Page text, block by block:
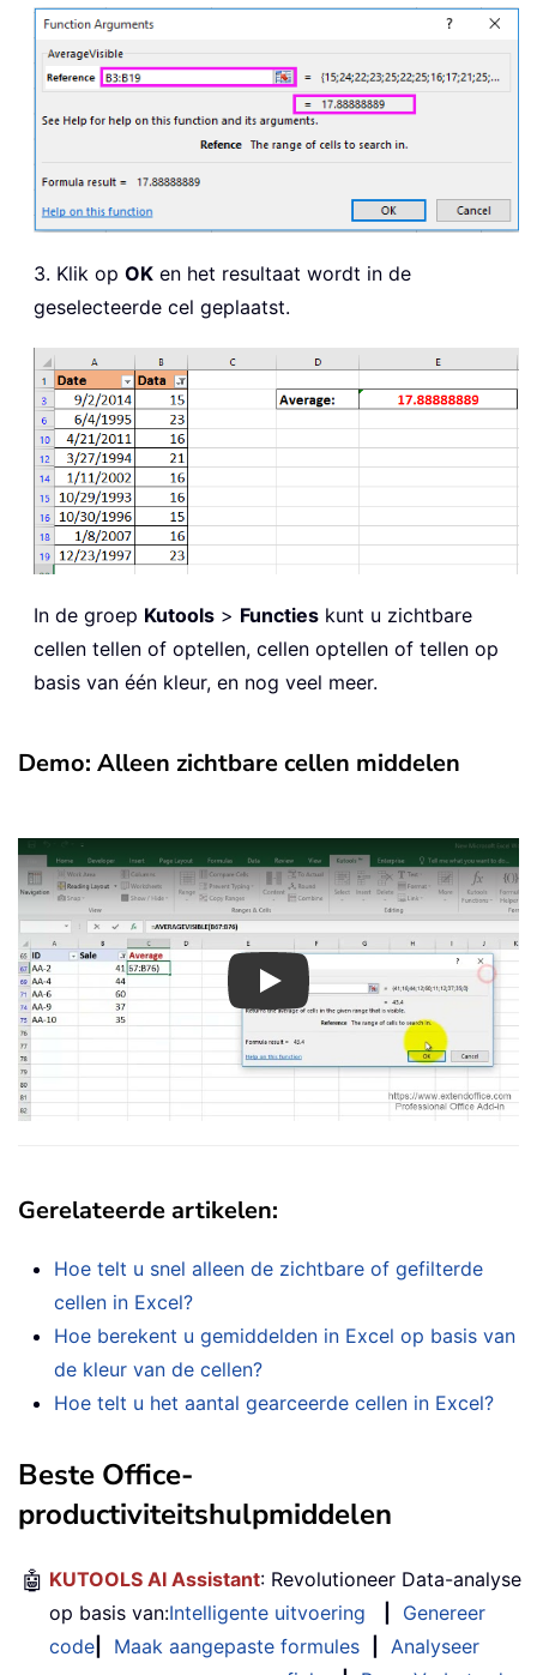
3. Klik op OK en het resultaat wordt in de
geselecteerde cel geplaatst.
In de groep Kutools > Functies kunt u zichtbare
cellen tellen of optellen, cellen optellen of tellen op
basis van één kleur, en nog veel meer.
Demo: Alleen zichtbare cellen middelen
Play
Gerelateerde artikelen:
Hoe telt u snel alleen de zichtbare of gefilterde
cellen in Excel?
Hoe berekent u gemiddelden in Excel op basis van
de kleur van de cellen?
Hoe telt u het aantal gearceerde cellen in Excel?
Beste Office-
productiviteitshulpmiddelen
🤖 KUTOOLS AI Assistant: Revolutioneer Data-analyse
op basis van:Intelligente uitvoering
Genereer
code
Maak aangepaste formules
Analyseer